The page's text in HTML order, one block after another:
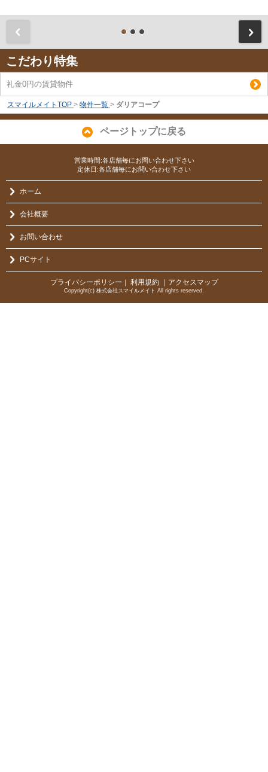
こだわり特集
礼金0円の賃貸物件
スマイルメイトTOP > 物件一覧 > ダリアコープ
ページトップに戻る
営業時間:各店舗毎にお問い合わせ下さい
定休日:各店舗毎にお問い合わせ下さい
ホーム
会社概要
お問い合わせ
PCサイト
プライバシーポリシー 利用規約 ｜アクセスマップ
Copyright(c) 株式会社スマイルメイト All rights reserved.